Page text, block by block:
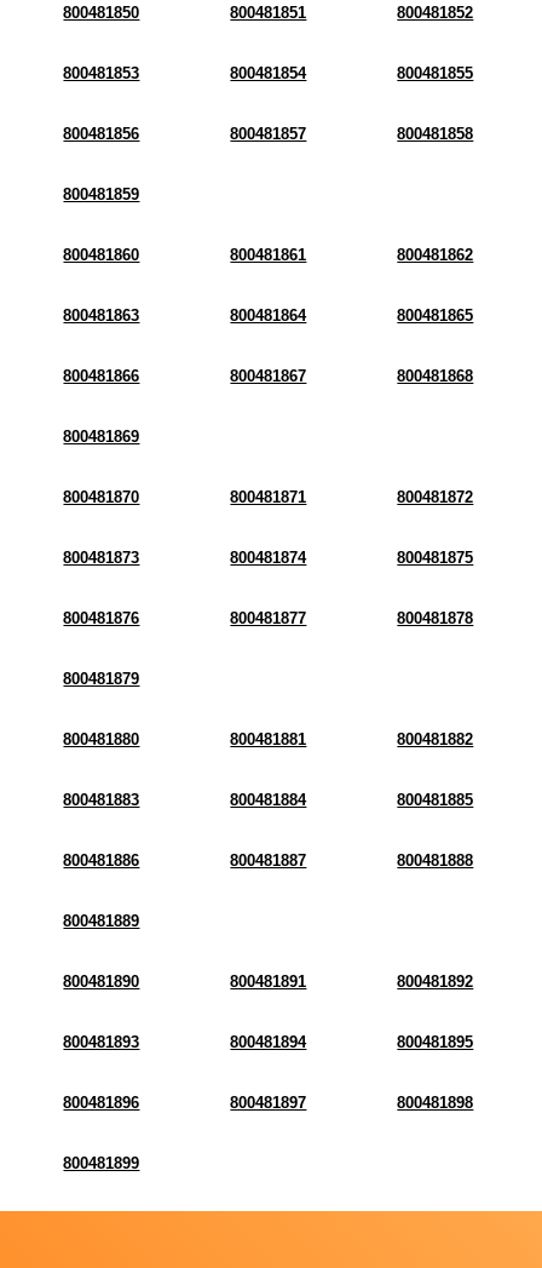
800481850 800481851 800481852
800481853 800481854 800481855
800481856 800481857 800481858
800481859
800481860 800481861 800481862
800481863 800481864 800481865
800481866 800481867 800481868
800481869
800481870 800481871 800481872
800481873 800481874 800481875
800481876 800481877 800481878
800481879
800481880 800481881 800481882
800481883 800481884 800481885
800481886 800481887 800481888
800481889
800481890 800481891 800481892
800481893 800481894 800481895
800481896 800481897 800481898
800481899